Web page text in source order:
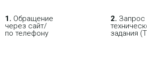
ПОКУПАЯ С НАСТРОЙКОЙ
1. Обращение
через сайт/
по телефону
2. Запрос
задания